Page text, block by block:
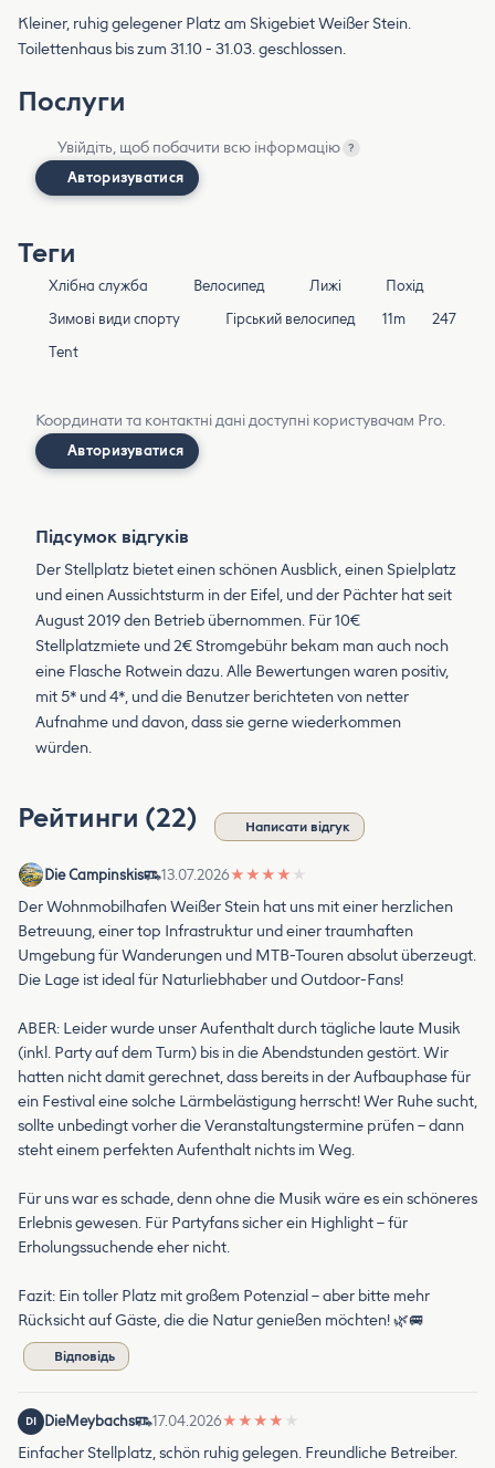
Kleiner, ruhig gelegener Platz am Skigebiet Weißer Stein.
Toilettenhaus bis zum 31.10 - 31.03. geschlossen.
Послуги
Увійдіть, щоб побачити всю інформацію ?
Авторизуватися
Теги
Хлібна служба Велосипед Лижі
Похід
Зимові види спорту
Гірський велосипед 11m
247
Tent
Координати та контактні дані доступні користувачам Pro.
Авторизуватися
Підсумок відгуків
Der Stellplatz bietet einen schönen Ausblick, einen Spielplatz
und einen Aussichtsturm in der Eifel, und der Pächter hat seit
August 2019 den Betrieb übernommen. Für 10€
Stellplatzmiete und 2€ Stromgebühr bekam man auch noch
eine Flasche Rotwein dazu. Alle Bewertungen waren positiv,
mit 5* und 4*, und die Benutzer berichteten von netter
Aufnahme und davon, dass sie gerne wiederkommen
würden.
Рейтинги (22) Написати відгук
Die Campinskis 13.07.2026★ ★ ★ ★ ★
Der Wohnmobilhafen Weißer Stein hat uns mit einer herzlichen
Betreuung, einer top Infrastruktur und einer traumhaften
Umgebung für Wanderungen und MTB-Touren absolut überzeugt.
Die Lage ist ideal für Naturliebhaber und Outdoor-Fans!
ABER: Leider wurde unser Aufenthalt durch tägliche laute Musik
(inkl. Party auf dem Turm) bis in die Abendstunden gestört. Wir
hatten nicht damit gerechnet, dass bereits in der Aufbauphase für
ein Festival eine solche Lärmbelästigung herrscht! Wer Ruhe sucht,
sollte unbedingt vorher die Veranstaltungstermine prüfen – dann
steht einem perfekten Aufenthalt nichts im Weg.
Für uns war es schade, denn ohne die Musik wäre es ein schöneres
Erlebnis gewesen. Für Partyfans sicher ein Highlight – für
Erholungssuchende eher nicht.
Fazit: Ein toller Platz mit großem Potenzial – aber bitte mehr
Rücksicht auf Gäste, die die Natur genießen möchten! 🌿🚐
Відповідь
DI DieMeybachs 17.04.2026★ ★ ★ ★ ★
Einfacher Stellplatz, schön ruhig gelegen. Freundliche Betreiber.